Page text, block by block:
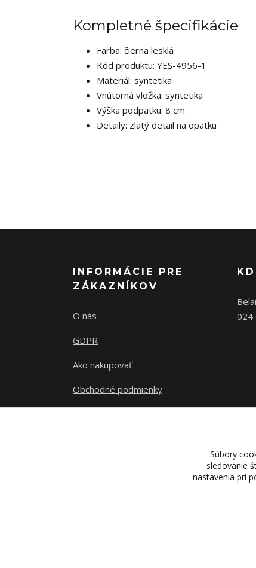
Kompletné špecifikácie
Farba: čierna lesklá
Kód produktu: YES-4956-1
Materiál: syntetika
Vnútorná vložka: syntetika
Výška podpätku: 8 cm
Detaily: zlatý detail na opätku
INFORMÁCIE PRE
ZÁKAZNÍKOV
O nás
GDPR
Ako nakupovať
Obchodné podmienky
024
Súbory
sledovanie
nastavenia pri